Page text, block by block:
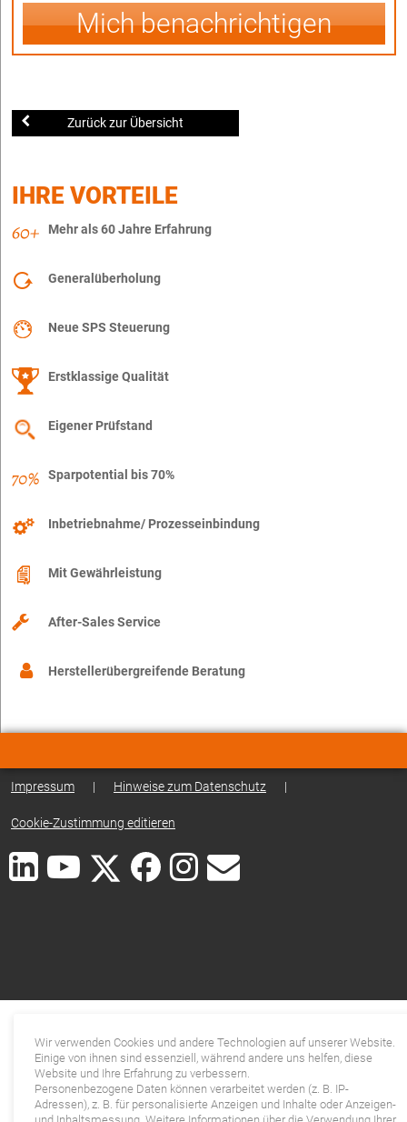
Mich benachrichtigen
Zurück zur Übersicht
IHRE VORTEILE
Mehr als 60 Jahre Erfahrung
Generalüberholung
Neue SPS Steuerung
Erstklassige Qualität
Eigener Prüfstand
Sparpotential bis 70%
Inbetriebnahme/ Prozesseinbindung
Mit Gewährleistung
After-Sales Service
Herstellerübergreifende Beratung
Impressum | Hinweise zum Datenschutz |
Cookie-Zustimmung editieren
Wir verwenden Cookies und andere Technologien auf unserer Website.
Einige von ihnen sind essenziell, während andere uns helfen, diese
Website und Ihre Erfahrung zu verbessern.
Personenbezogene Daten können verarbeitet werden (z. B. IP-
Adressen), z. B. für personalisierte Anzeigen und Inhalte oder Anzeigen-